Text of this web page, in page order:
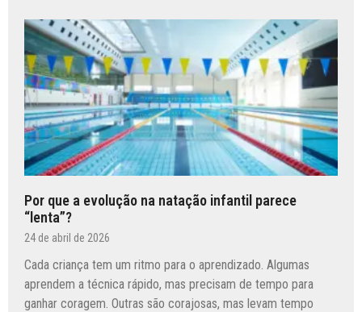
Por que a evolução na natação infantil parece
“lenta”?
24 de abril de 2026
Cada criança tem um ritmo para o aprendizado. Algumas
aprendem a técnica rápido, mas precisam de tempo para
ganhar coragem. Outras são corajosas, mas levam tempo